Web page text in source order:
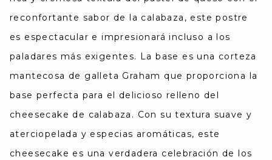
reconfortante sabor de la calabaza, este postre
es espectacular e impresionará incluso a los
paladares más exigentes. La base es una corteza
mantecosa de galleta Graham que proporciona la
base perfecta para el delicioso relleno del
cheesecake de calabaza. Con su textura suave y
aterciopelada y especias aromáticas, este
cheesecake es una verdadera celebración de los